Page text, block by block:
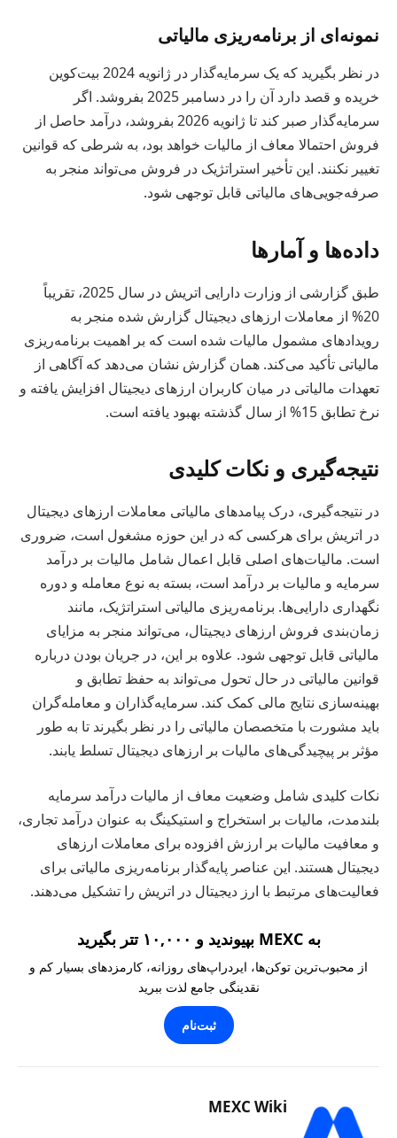
نمونه‌ای از برنامه‌ریزی مالیاتی
در نظر بگیرید که یک سرمایه‌گذار در ژانویه 2024 بیت‌کوین
خریده و قصد دارد آن را در دسامبر 2025 بفروشد. اگر
سرمایه‌گذار صبر کند تا ژانویه 2026 بفروشد، درآمد حاصل از
فروش احتمالا معاف از مالیات خواهد بود، به شرطی که قوانین
تغییر نکنند. این تأخیر استراتژیک در فروش می‌تواند منجر به
صرفه‌جویی‌های مالیاتی قابل توجهی شود.
داده‌ها و آمارها
طبق گزارشی از وزارت دارایی اتریش در سال 2025، تقریباً
20% از معاملات ارزهای دیجیتال گزارش شده منجر به
رویدادهای مشمول مالیات شده است که بر اهمیت برنامه‌ریزی
مالیاتی تأکید می‌کند. همان گزارش نشان می‌دهد که آگاهی از
تعهدات مالیاتی در میان کاربران ارزهای دیجیتال افزایش یافته و
نرخ تطابق 15% از سال گذشته بهبود یافته است.
نتیجه‌گیری و نکات کلیدی
در نتیجه‌گیری، درک پیامدهای مالیاتی معاملات ارزهای دیجیتال
در اتریش برای هرکسی که در این حوزه مشغول است، ضروری
است. مالیات‌های اصلی قابل اعمال شامل مالیات بر درآمد
سرمایه و مالیات بر درآمد است، بسته به نوع معامله و دوره
نگهداری دارایی‌ها. برنامه‌ریزی مالیاتی استراتژیک، مانند
زمان‌بندی فروش ارزهای دیجیتال، می‌تواند منجر به مزایای
مالیاتی قابل توجهی شود. علاوه بر این، در جریان بودن درباره
قوانین مالیاتی در حال تحول می‌تواند به حفظ تطابق و
بهینه‌سازی نتایج مالی کمک کند. سرمایه‌گذاران و معامله‌گران
باید مشورت با متخصصان مالیاتی را در نظر بگیرند تا به طور
مؤثر بر پیچیدگی‌های مالیات بر ارزهای دیجیتال تسلط یابند.
نکات کلیدی شامل وضعیت معاف از مالیات درآمد سرمایه
بلندمدت، مالیات بر استخراج و استیکینگ به عنوان درآمد تجاری،
و معافیت مالیات بر ارزش افزوده برای معاملات ارزهای
دیجیتال هستند. این عناصر پایه‌گذار برنامه‌ریزی مالیاتی برای
فعالیت‌های مرتبط با ارز دیجیتال در اتریش را تشکیل می‌دهند.
به MEXC بپیوندید و ۱۰,۰۰۰ تتر بگیرید
از محبوب‌ترین توکن‌ها، ایردراپ‌های روزانه، کارمزدهای بسیار کم و
نقدینگی جامع لذت ببرید
ثبت‌نام
MEXC Wiki